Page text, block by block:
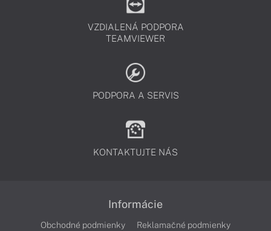
VZDIALENÁ PODPORA
TEAMVIEWER
PODPORA A SERVIS
KONTAKTUJTE NÁS
Informácie
Obchodné podmienky
Reklamačné podmienky